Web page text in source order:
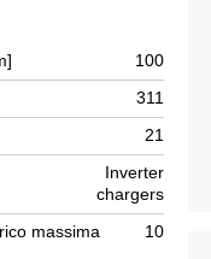
100
311
21
Inverter
chargers
massima
10